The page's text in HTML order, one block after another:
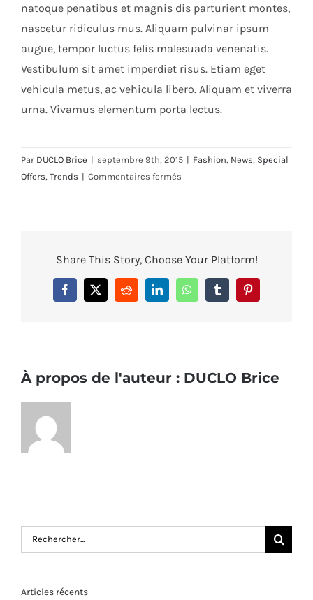
natoque penatibus et magnis dis parturient montes,
nascetur ridiculus mus. Aliquam pulvinar ipsum
augue, tempor luctus felis malesuada venenatis.
Vestibulum sit amet imperdiet risus. Etiam eget
vehicula metus, ac vehicula libero. Aliquam et viverra
urna. Vivamus elementum porta lectus.
Par DUCLO Brice | septembre 9th, 2015 | Fashion, News, Special
Offers, Trends | Commentaires fermés
maximus
Share This Story, Choose Your Platform!
Facebook
X RedditLinkedInWhatsAppTumblrPinterest
À propos de l'auteur : DUCLO Brice
Rechercher:
Articles récents